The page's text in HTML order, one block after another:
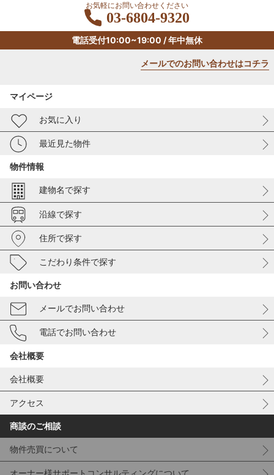
お気軽にお問い合わせください
03-6804-9320
電話受付10:00~19:00 / 年中無休
メールでのお問い合わせはコチラ
マイページ
お気に入り
最近見た物件
物件情報
建物名で探す
沿線で探す
住所で探す
こだわり条件で探す
お問い合わせ
メールでお問い合わせ
電話でお問い合わせ
会社概要
会社概要
アクセス
商談のご相談
物件売買について
オーナー様サポートコンサルティングについて